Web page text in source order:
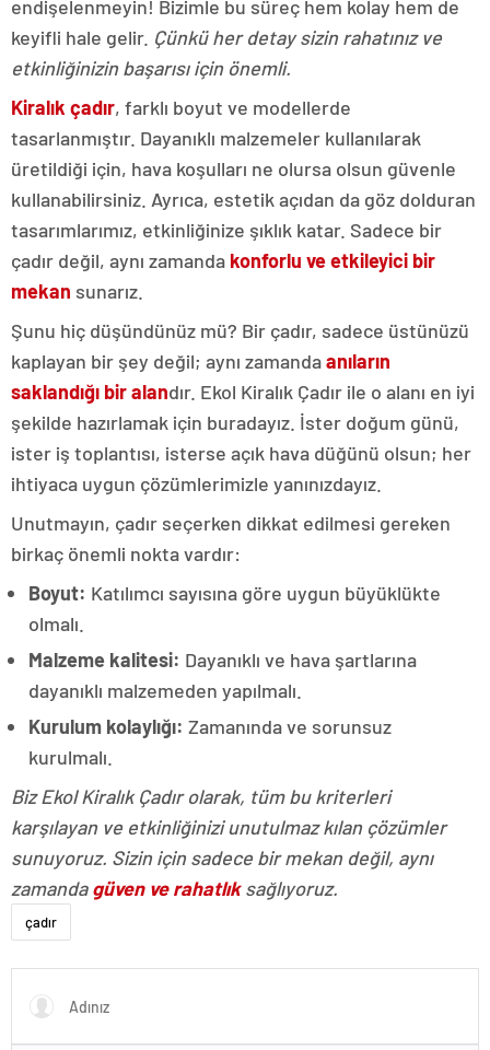
endişelenmeyin! Bizimle bu süreç hem kolay hem de
keyifli hale gelir. Çünkü her detay sizin rahatınız ve
etkinliğinizin başarısı için önemli.
Kiralık çadır, farklı boyut ve modellerde
tasarlanmıştır. Dayanıklı malzemeler kullanılarak
üretildiği için, hava koşulları ne olursa olsun güvenle
kullanabilirsiniz. Ayrıca, estetik açıdan da göz dolduran
tasarımlarımız, etkinliğinize şıklık katar. Sadece bir
çadır değil, aynı zamanda konforlu ve etkileyici bir
mekan sunarız.
Şunu hiç düşündünüz mü? Bir çadır, sadece üstünüzü
kaplayan bir şey değil; aynı zamandaanıların
saklandığı bir alandır. Ekol Kiralık Çadır ile o alanı en iyi
şekilde hazırlamak için buradayız. İster doğum günü,
ister iş toplantısı, isterse açık hava düğünü olsun; her
ihtiyaca uygun çözümlerimizle yanınızdayız.
Unutmayın, çadır seçerken dikkat edilmesi gereken
birkaç önemli nokta vardır:
Boyut: Katılımcı sayısına göre uygun büyüklükte
olmalı.
Malzeme kalitesi: Dayanıklı ve hava şartlarına
dayanıklı malzemeden yapılmalı.
Kurulum kolaylığı: Zamanında ve sorunsuz
kurulmalı.
Biz Ekol Kiralık Çadır olarak, tüm bu kriterleri
karşılayan ve etkinliğinizi unutulmaz kılan çözümler
sunuyoruz. Sizin için sadece bir mekan değil, aynı
zamandagüven ve rahatlıksağlıyoruz.
çadır